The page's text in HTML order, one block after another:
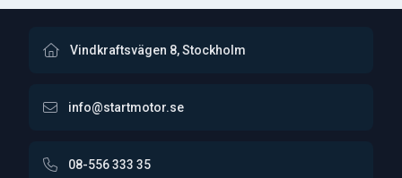
Vindkraftsvägen 8, Stockholm
info@startmotor.se
08-556 333 35